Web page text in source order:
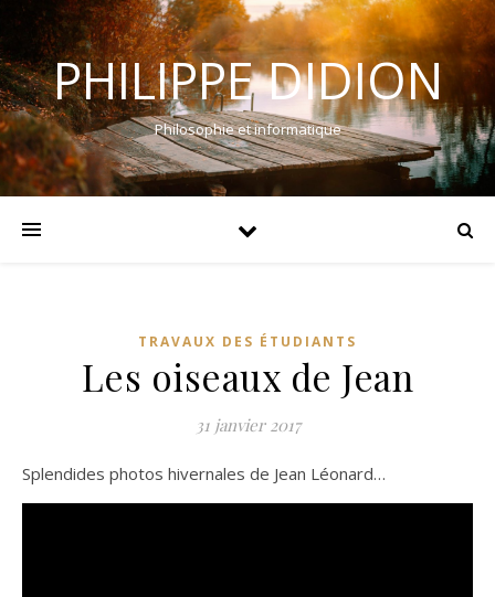
PHILIPPE DIDION
Philosophie et informatique
TRAVAUX DES ÉTUDIANTS
Les oiseaux de Jean
31 janvier 2017
Splendides photos hivernales de Jean Léonard…